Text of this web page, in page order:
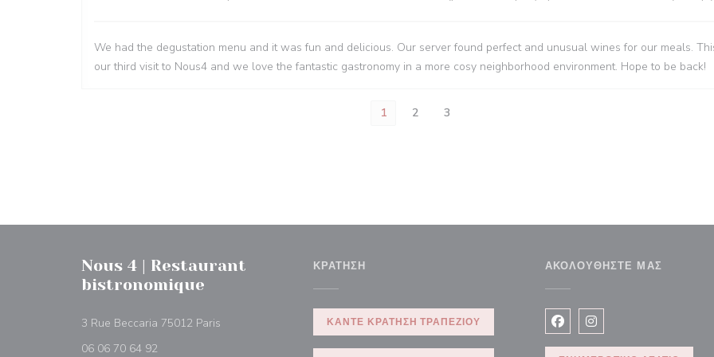
We had the degustation menu and it was fun and delicious. Our server found perfect and unusual wines for our meals.
our third visit to Nous4 and we love the fantastic gastronomy in a more cosy neighborhood environment. Hope to be back!
1 2 3
Nous 4 | Restaurant
bistronomique
3 Rue Beccaria 75012 Paris ((ανοίγει σε νέο παράθυρο))
06 06 70 64 92
ΚΡΆΤΗΣΗ
ΚΆΝΤΕ ΚΡΆΤΗΣΗ ΤΡΑΠΕΖΙΟΎ
ΑΚΟΛΟΥΘΉΣΤΕ ΜΑΣ
Facebook ((ανοίγει σε νέο
Instagram ((ανοίγει